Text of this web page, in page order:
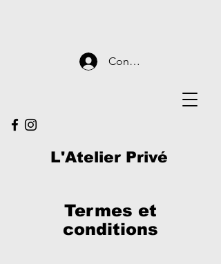
L'Atelier Privé
Connexion
Termes et
conditions